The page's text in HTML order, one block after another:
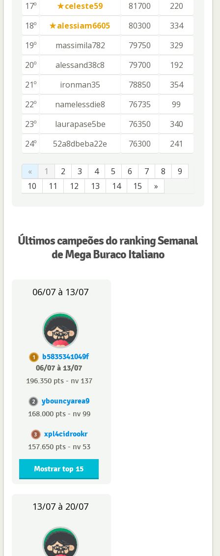
17º
celeste59 81700
220
18º
alessiam6605 80300
334
19º
massimila782 79750
329
20º
alessand38c8 79700
192
21º
ironman35 78850
354
22º
namelessdie8 76735
99
23º
laurapase5be 76350
340
24º
52a8dbeba22e 76300 241
« 1 2 3 4 5 6 7 8
9
10
11 12 13 14 15 »
Últimos campeões do ranking Semanal
de Mega Buraco Italiano
06/07 à 13/07
1
b5835341049f
06/07 à 13/07
196.350 pts - nv 137
2 ybouncyarea9
168.000 pts - nv 99
3 xpl4cidrookr
157.650 pts - nv 53
Mostrar top 15
13/07 à 20/07